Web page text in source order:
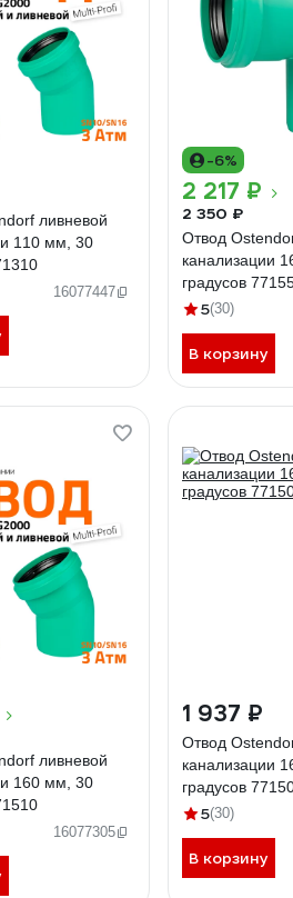
ливневой
110 мм, 30
16077447
-6%
2 217 ₽
2 350 ₽
Отвод
канализации
градусов
5(30)
В корзину
ливневой
160 мм, 30
16077305
1 937 ₽
Отвод
канализации
градусов
5(30)
В корзину